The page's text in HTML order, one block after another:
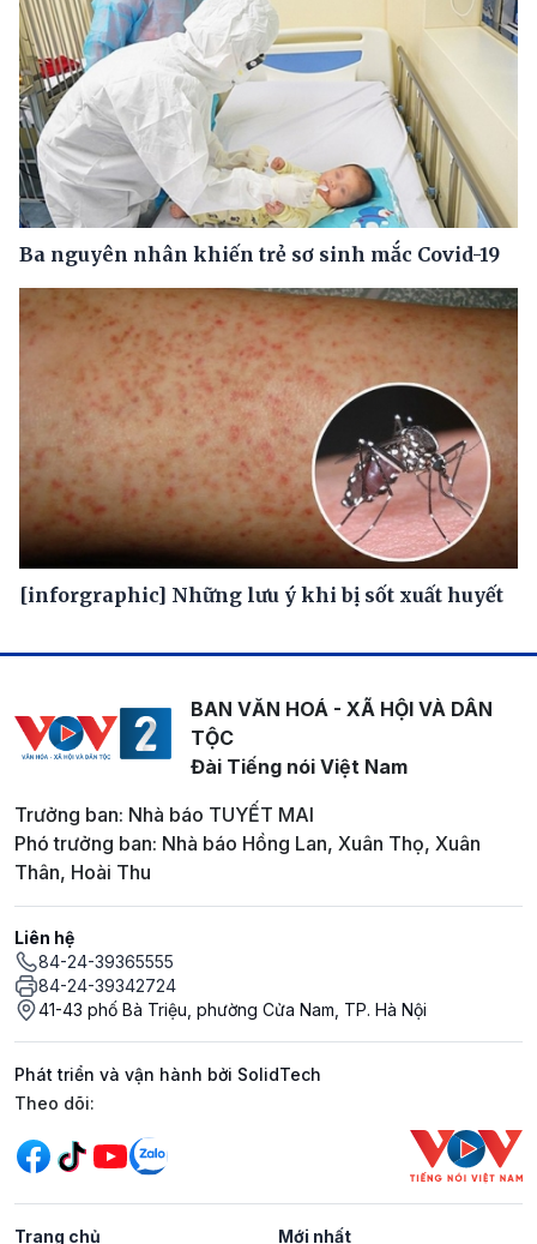
Ba nguyên nhân khiến trẻ sơ sinh mắc Covid-19
[inforgraphic] Những lưu ý khi bị sốt xuất huyết
BAN VĂN HOÁ - XÃ HỘI VÀ DÂN
TỘC
Đài Tiếng nói Việt Nam
Trưởng ban: Nhà báo TUYẾT MAI
Phó trưởng ban: Nhà báo Hồng Lan, Xuân Thọ, Xuân
Thân, Hoài Thu
Liên hệ
84-24-39365555
84-24-39342724
41-43 phố Bà Triệu, phường Cửa Nam, TP. Hà Nội
Phát triển và vận hành bởi SolidTech
Mạng xã hội
Theo dõi:
Trang chủ Mới nhất